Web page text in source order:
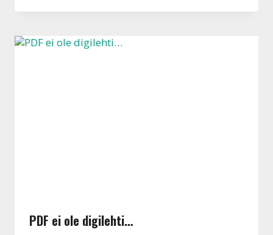
PDF ei ole digilehti…